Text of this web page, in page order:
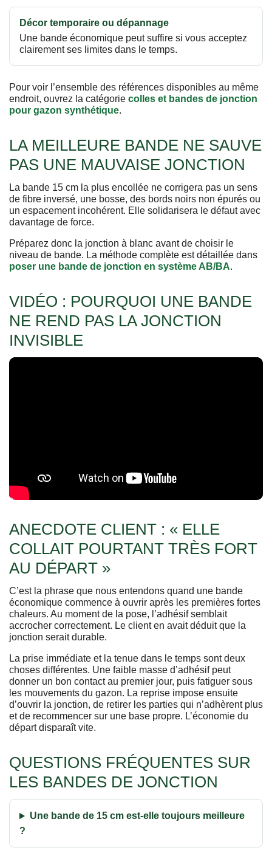
Décor temporaire ou dépannage
Une bande économique peut suffire si vous acceptez
clairement ses limites dans le temps.
Pour voir l’ensemble des références disponibles au même
endroit, ouvrez la catégorie colles et bandes de jonction
pour gazon synthétique.
LA MEILLEURE BANDE NE SAUVE
PAS UNE MAUVAISE JONCTION
La bande 15 cm la plus encollée ne corrigera pas un sens
de fibre inversé, une bosse, des bords noirs non épurés ou
un espacement incohérent. Elle solidarisera le défaut avec
davantage de force.
Préparez donc la jonction à blanc avant de choisir le
niveau de bande. La méthode complète est détaillée dans
poser une bande de jonction en système AB/BA.
VIDÉO : POURQUOI UNE BANDE
NE REND PAS LA JONCTION
INVISIBLE
ANECDOTE CLIENT : « ELLE
COLLAIT POURTANT TRÈS FORT
AU DÉPART »
C’est la phrase que nous entendons quand une bande
économique commence à ouvrir après les premières fortes
chaleurs. Au moment de la pose, l’adhésif semblait
accrocher correctement. Le client en avait déduit que la
jonction serait durable.
La prise immédiate et la tenue dans le temps sont deux
choses différentes. Une faible masse d’adhésif peut
donner un bon contact au premier jour, puis fatiguer sous
les mouvements du gazon. La reprise impose ensuite
d’ouvrir la jonction, de retirer les parties qui n’adhèrent plus
et de recommencer sur une base propre. L’économie du
départ disparaît vite.
QUESTIONS FRÉQUENTES SUR
LES BANDES DE JONCTION
Une bande de 15 cm est-elle toujours meilleure
?